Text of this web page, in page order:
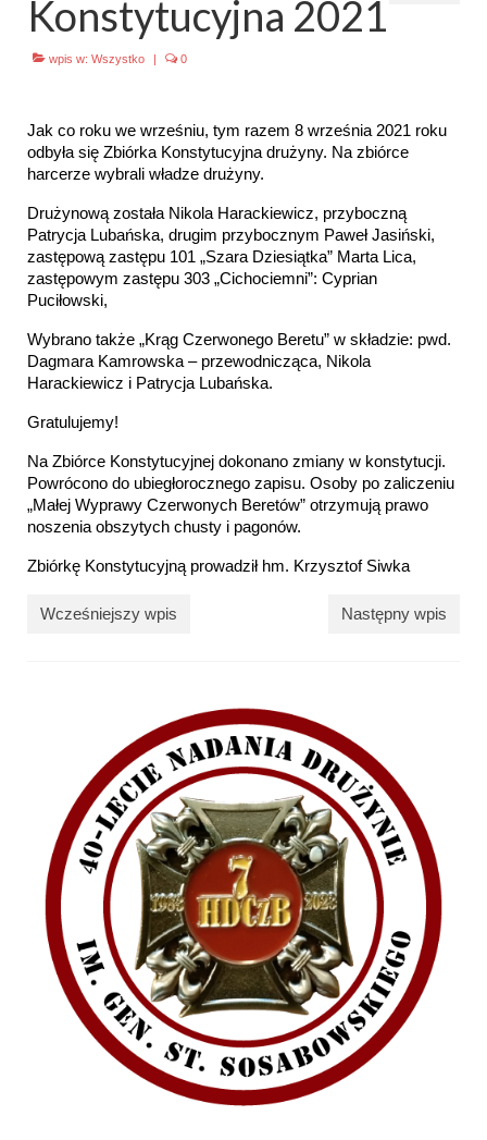
Emblematy (plakietki) i znaki drużyny
Ryngraf Pamiątkowy 7 HDCzB
Odznaka Honorowa 7 HDCzB
Nasze twarze
Galeria
Galerie 1983-2025
Galeria 2026
Multimedia
Kontakt
Konstytucyjna 2021
wpis w: Wszystko | 0
Jak co roku we wrześniu, tym razem 8 września 2021 roku
odbyła się Zbiórka Konstytucyjna drużyny. Na zbiórce
harcerze wybrali władze drużyny.
Drużynową została Nikola Harackiewicz, przyboczną
Patrycja Lubańska, drugim przybocznym Paweł Jasiński,
zastępową zastępu 101 „Szara Dziesiątka” Marta Lica,
zastępowym zastępu 303 „Cichociemni”: Cyprian
Puciłowski,
Wybrano także „Krąg Czerwonego Beretu” w składzie: pwd.
Dagmara Kamrowska – przewodnicząca, Nikola
Harackiewicz i Patrycja Lubańska.
Gratulujemy!
Na Zbiórce Konstytucyjnej dokonano zmiany w konstytucji.
Powrócono do ubiegłorocznego zapisu. Osoby po zaliczeniu
„Małej Wyprawy Czerwonych Beretów” otrzymują prawo
noszenia obszytych chusty i pagonów.
Zbiórkę Konstytucyjną prowadził hm. Krzysztof Siwka
Wcześniejszy wpis Następny wpis